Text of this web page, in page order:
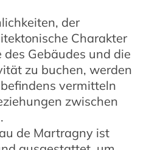
der
Charakter
des Gebäudes und die
zu buchen, werden
vermitteln
zwischen
de Martragny ist